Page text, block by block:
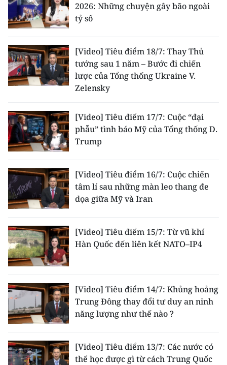
2026: Những chuyện gây bão ngoài
tỷ số
[Video] Tiêu điểm 18/7: Thay Thủ
tướng sau 1 năm – Bước đi chiến
lược của Tổng thống Ukraine V.
Zelensky
[Video] Tiêu điểm 17/7: Cuộc “đại
phẫu” tình báo Mỹ của Tổng thống D.
Trump
[Video] Tiêu điểm 16/7: Cuộc chiến
tâm lí sau những màn leo thang đe
dọa giữa Mỹ và Iran
[Video] Tiêu điểm 15/7: Từ vũ khí
Hàn Quốc đến liên kết NATO–IP4
[Video] Tiêu điểm 14/7: Khủng hoảng
Trung Đông thay đổi tư duy an ninh
năng lượng như thế nào ?
[Video] Tiêu điểm 13/7: Các nước có
thể học được gì từ cách Trung Quốc